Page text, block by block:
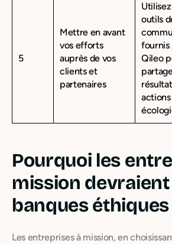
5
Mettre en avant
vos efforts
auprès de vos
clients et
partenaires
outils
fournis
Qileo
actions
Pourquoi les
mission
banques éthiques
Les entreprises à mission, en